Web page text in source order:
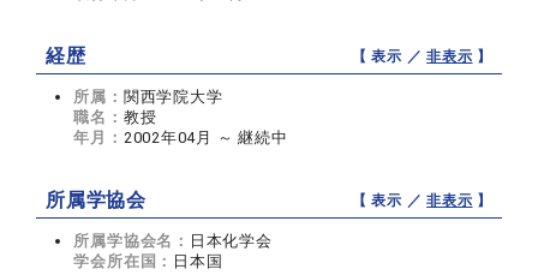
経歴 【 表示 ／非表示 】
所属： 関西学院大学
職名： 教授
年月： 2002年04月 ～ 継続中
所属学協会 【 表示 ／非表示 】
所属学協会名： 日本化学会
学会所在国： 日本国